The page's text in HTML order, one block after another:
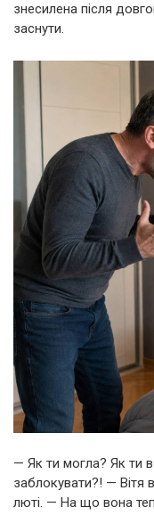
знесилена після
заснути.
— Як ти могла? Як ти
заблокувати?! — Вітя
люті. — На що вона